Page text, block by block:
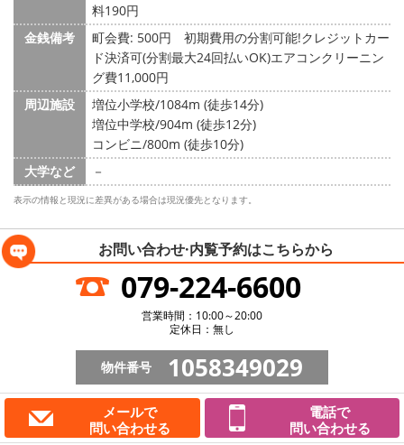
料190円
金銭備考
町会費: 500円
初期費用の分割可能!クレジットカー
ド決済可(分割最大24回払いOK)エアコンクリーニン
グ費11,000円
周辺施設
増位小学校/1084m (徒歩14分)
増位中学校/904m (徒歩12分)
コンビニ/800m (徒歩10分)
大学など
－
表示の情報と現況に差異がある場合は現況優先となります。
お問い合わせ·内覧予約はこちらから
079-224-6600
営業時間：10:00～20:00
定休日：無し
物件番号 1058349029
メールで
問い合わせる
電話で
問い合わせる